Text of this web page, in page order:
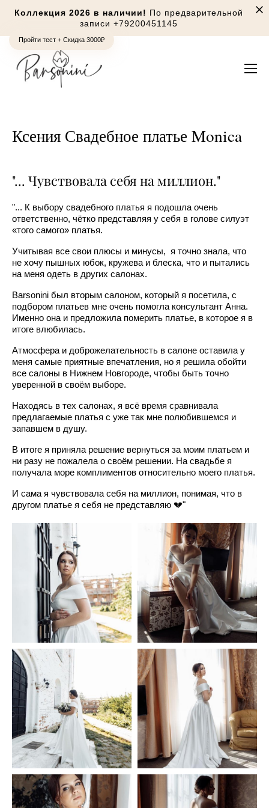
Пройти тест + Скидка 3000₽
Коллекция 2026 в наличии! По предварительной
записи +79200451145
Ксения Свадебное платье Monica
"... Чувствовала себя на миллион."
"... К выбору свадебного платья я подошла очень
ответственно, чётко представляя у себя в голове силуэт
«того самого» платья.
Учитывая все свои плюсы и минусы, я точно знала, что
не хочу пышных юбок, кружева и блеска, что и пытались
на меня одеть в других салонах.
Barsonini был вторым салоном, который я посетила, с
подбором платьев мне очень помогла консультант Анна.
Именно она и предложила померить платье, в которое я в
итоге влюбилась.
Атмосфера и доброжелательность в салоне оставила у
меня самые приятные впечатления, но я решила обойти
все салоны в Нижнем Новгороде, чтобы быть точно
уверенной в своём выборе.
Находясь в тех салонах, я всё время сравнивала
предлагаемые платья с уже так мне полюбившемся и
запавшем в душу.
В итоге я приняла решение вернуться за моим платьем и
ни разу не пожалела о своём решении. На свадьбе я
получала море комплиментов относительно моего платья.
И сама я чувствовала себя на миллион, понимая, что в
другом платье я себя не представляю 💔"